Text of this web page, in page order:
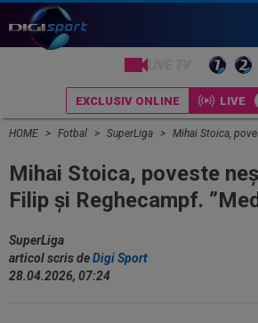
EXCLUSIV ONLINE LIVE
HOME Fotbal SuperLiga Mihai Stoica, poveste
Mihai Stoica, poveste
Filip și Reghecampf.
SuperLiga
articol scris deDigi Sport
28.04.2026, 07:24